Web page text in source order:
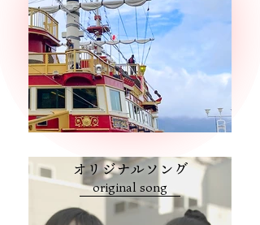
オリジナルソング
original song